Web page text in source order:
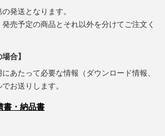
発送となります。
売予定の商品とそれ以外を分けてご注文く
合】
あたって必要な情報（ダウンロード情報、
お送りします。
書・納品書